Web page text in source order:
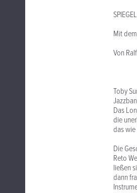
SPIEGEL
Mit
Von
Toby
Das
die
das
Die
Reto
ließen
dann